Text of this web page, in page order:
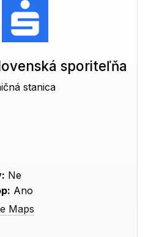
sporiteľňa
stanica
Ne
Ano
Maps